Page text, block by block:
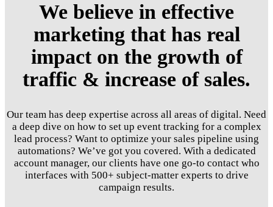
We believe in effective
marketing that has real
impact on the growth of
traffic & increase of sales.
Our team has deep expertise across all areas of digital. Need
a deep dive on how to set up event tracking for a complex
lead process? Want to optimize your sales pipeline using
automations? We’ve got you covered. With a dedicated
account manager, our clients have one go-to contact who
interfaces with 500+ subject-matter experts to drive
campaign results.